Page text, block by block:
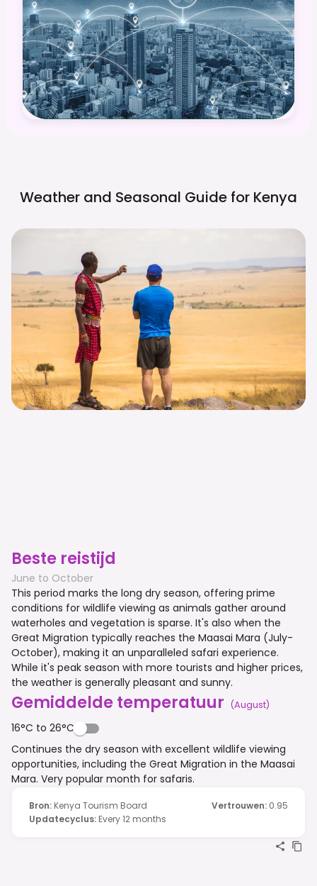
Weather and Seasonal Guide for Kenya
Beste reistijd
June to October
This period marks the long dry season, offering prime
conditions for wildlife viewing as animals gather around
waterholes and vegetation is sparse. It's also when the
Great Migration typically reaches the Maasai Mara (July-
October), making it an unparalleled safari experience.
While it's peak season with more tourists and higher prices,
the weather is generally pleasant and sunny.
Gemiddelde temperatuur (August)
16°C to 26°C
Continues the dry season with excellent wildlife viewing
opportunities, including the Great Migration in the Maasai
Mara. Very popular month for safaris.
Bron: Kenya Tourism Board Vertrouwen: 0.95
Updatecyclus: Every 12 months